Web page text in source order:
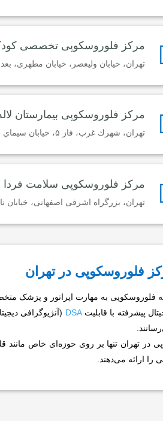
مرکز فلوروسکوپی تخصصی
تهران، خیابان ولیعصر، خیابان مطهری، بعد
مرکز فلوروسکوپی بیمارستان
تهران، شهرك غرب، فاز ۵، خيابان سيماي ايران، نبش خيابان شجريان جنوبی
مرکز فلوروسکوپی سلامت فردا
تهران، بزرگراه اشرفی اصفهانی، خیابان
فلوروسکوپی در تهران
فلوروسکوپی به مهارت اپراتور و پزشک
پیشرفته با قابلیتDSA (آنژیوگرافی
در تهران تنها بر روی حوزه‌ای خاص
را ارائه می‌دهند.